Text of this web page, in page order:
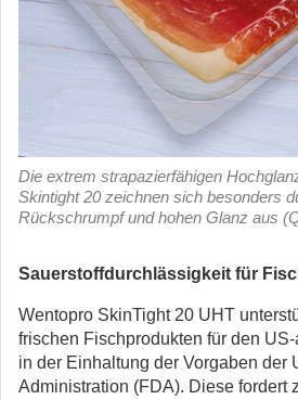
Die extrem strapazierfähigen
Skintight 20 zeichnen sich besonders
Rückschrumpf und hohen Glanz aus
Sauerstoffdurchlässigkeit für
Wentopro SkinTight 20 UHT
frischen Fischprodukten für den
in der Einhaltung der Vorgaben der
Administration (FDA). Diese fordert